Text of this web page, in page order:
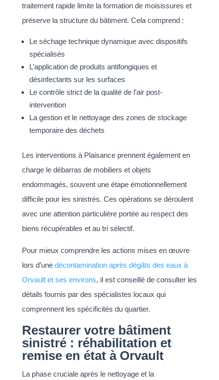
traitement rapide limite la formation de moisissures et
préserve la structure du bâtiment. Cela comprend :
Le séchage technique dynamique avec dispositifs
spécialisés
L’application de produits antifongiques et
désinfectants sur les surfaces
Le contrôle strict de la qualité de l’air post-
intervention
La gestion et le nettoyage des zones de stockage
temporaire des déchets
Les interventions à Plaisance prennent également en
charge le débarras de mobiliers et objets
endommagés, souvent une étape émotionnellement
difficile pour les sinistrés. Ces opérations se déroulent
avec une attention particulière portée au respect des
biens récupérables et au tri sélectif.
Pour mieux comprendre les actions mises en œuvre
lors d’une décontamination après dégâts des eaux à
Orvault et ses environs, il est conseillé de consulter les
détails fournis par des spécialistes locaux qui
comprennent les spécificités du quartier.
Restaurer votre bâtiment
sinistré : réhabilitation et
remise en état à Orvault
La phase cruciale après le nettoyage et la